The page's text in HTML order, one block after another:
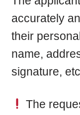
accurately
their
name,
signature,
The